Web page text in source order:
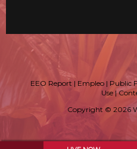
EEO Report | Empleo| Public
Use |
Copyright © 2026